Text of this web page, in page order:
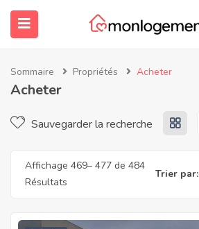
Sommaire Propriétés Acheter
Acheter
Sauvegarder la recherche
Affichage 469– 477 de 484
Résultats
Trier par: